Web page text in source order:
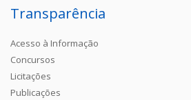
Transparência
Acesso à Informação
Concursos
Licitações
Publicações